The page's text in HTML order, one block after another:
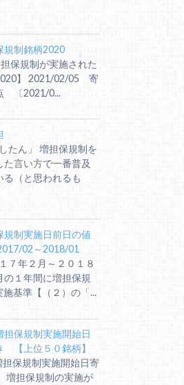
規制銘柄2020
保規制が実施された
】 2021/02/05 寄
〔2021/0...
たん」 増担保規制を
た言い方で一番普及
る（と思われるも
規制実施日前日の値
02～2018/01
７年２月～２０１８
の１年間に増担保規
基準【（２）の「...
担保規制実施開始日
【上位５０銘柄】
保規制実施開始日寄
増担保規制の実施が